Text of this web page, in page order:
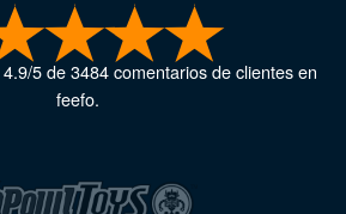
4.9/5de3484comentarios de clientes en
feefo.